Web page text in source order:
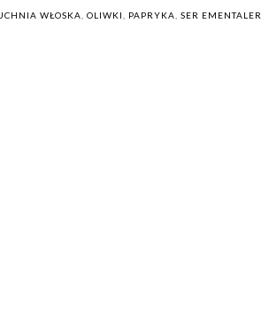
WŁOSKA OLIWKI PAPRYKA SER EMENTALER